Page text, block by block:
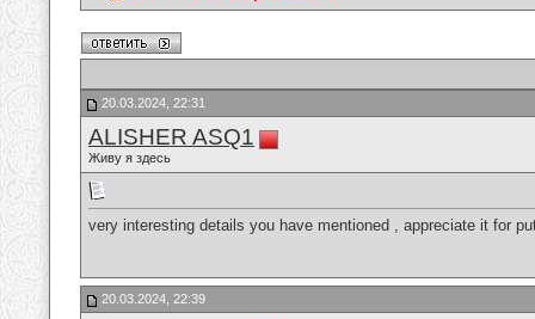
20.03.2024, 22:31
ALISHER ASQ1
Живу я здесь
very interesting details you have mentioned , appreciate it for
20.03.2024, 22:39